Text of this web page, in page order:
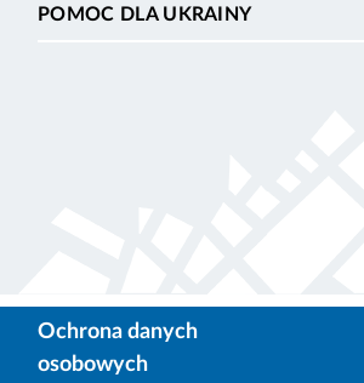
POMOC DLA UKRAINY
Ochrona danych
osobowych